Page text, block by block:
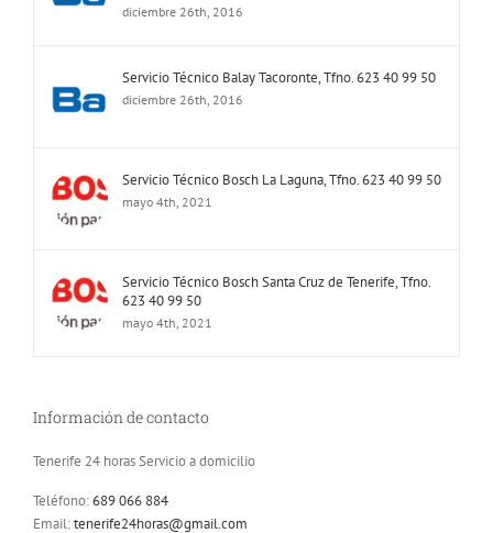
diciembre 26th, 2016
Servicio Técnico Balay Tacoronte, Tfno. 623 40 99 50
diciembre 26th, 2016
Servicio Técnico Bosch La Laguna, Tfno. 623 40 99 50
mayo 4th, 2021
Servicio Técnico Bosch Santa Cruz de Tenerife, Tfno.
623 40 99 50
mayo 4th, 2021
Información de contacto
Tenerife 24 horas Servicio a domicilio
Teléfono:689 066 884
Email:tenerife24horas@gmail.com